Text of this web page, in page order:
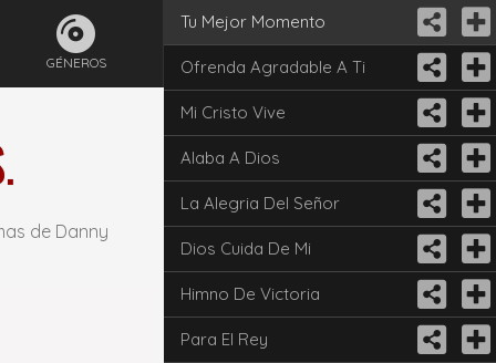
GÉNEROS
de Danny
Tu Mejor Momento
Ofrenda Agradable A Ti
Mi Cristo Vive
Alaba A Dios
La Alegria Del Señor
Dios Cuida De Mi
Himno De Victoria
Para El Rey